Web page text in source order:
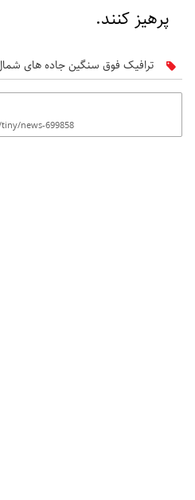
پرهیز کنند.
ترافیک فوق‌ سنگین جاده های